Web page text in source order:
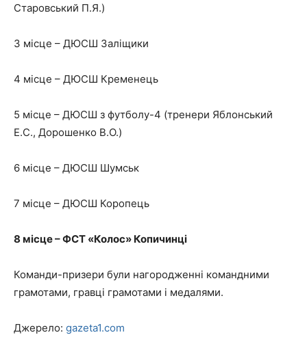
Старовський П.Я.)
3 місце – ДЮСШ Заліщики
4 місце – ДЮСШ Кременець
5 місце – ДЮСШ з футболу-4 (тренери Яблонський
Е.С., Дорошенко В.О.)
6 місце – ДЮСШ Шумськ
7 місце – ДЮСШ Коропець
8 місце – ФСТ «Колос» Копичинці
Команди-призери були нагородженні командними
грамотами, гравці грамотами і медалями.
Джерело: gazeta1.com